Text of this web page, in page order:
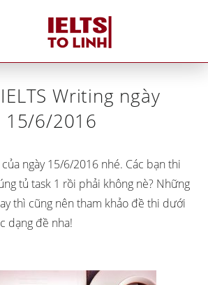
Đề thi IELTS Writing ngày
15/6/2016
Writing ngày
15/6/2016
ngày 15/6/2016 nhé. Các bạn thi
tủ task 1 rồi phải không nè? Những
thì cũng nên tham khảo đề thi dưới
dạng đề nha!